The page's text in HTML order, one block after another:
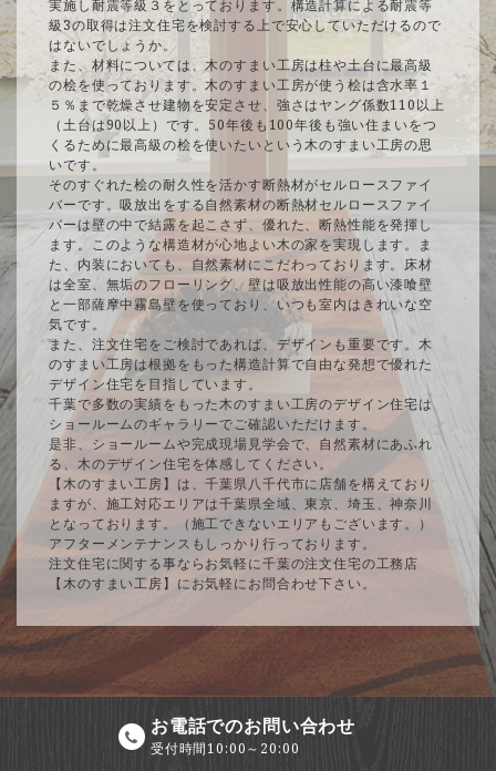
実施し耐震等級３をとっております。構造計算による耐震等
級3の取得は注文住宅を検討する上で安心していただけるので
はないでしょうか。
また、材料については、木のすまい工房は柱や土台に最高級
の桧を使っております。木のすまい工房が使う桧は含水率１
５％まで乾燥させ建物を安定させ、強さはヤング係数110以上
（土台は90以上）です。50年後も100年後も強い住まいをつ
くるために最高級の桧を使いたいという木のすまい工房の思
いです。
そのすぐれた桧の耐久性を活かす断熱材がセルロースファイ
バーです。吸放出をする自然素材の断熱材セルロースファイ
バーは壁の中で結露を起こさず、優れた、断熱性能を発揮し
ます。このような構造材が心地よい木の家を実現します。ま
た、内装においても、自然素材にこだわっております。床材
は全室、無垢のフローリング、壁は吸放出性能の高い漆喰壁
と一部薩摩中霧島壁を使っており、いつも室内はきれいな空
気です。
また、注文住宅をご検討であれば、デザインも重要です。木
のすまい工房は根拠をもった構造計算で自由な発想で優れた
デザイン住宅を目指しています。
千葉で多数の実績をもった木のすまい工房のデザイン住宅は
ショールームのギャラリーでご確認いただけます。
是非、ショールームや完成現場見学会で、自然素材にあふれ
る、木のデザイン住宅を体感してください。
【木のすまい工房】は、千葉県八千代市に店舗を構えており
ますが、施工対応エリアは千葉県全域、東京、埼玉、神奈川
となっております。（施工できないエリアもございます。）
アフターメンテナンスもしっかり行っております。
注文住宅に関する事ならお気軽に千葉の注文住宅の工務店
【木のすまい工房】にお気軽にお問合わせ下さい。
お電話でのお問い合わせ
受付時間10:00～20:00